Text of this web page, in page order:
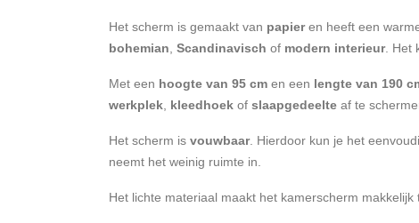
Het scherm is gemaakt van papieren heeft een
bohemian Scandinavisch of modern interieur. Het
Met een hoogte van 95 cm en een lengte van 190
werkplek kleedhoek of slaapgedeelte af te
Het scherm is vouwbaar. Hierdoor kun je het
neemt het weinig ruimte in.
Het lichte materiaal maakt het kamerscherm